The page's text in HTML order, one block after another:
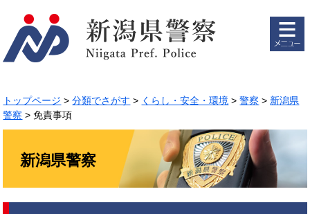
の
先
す。
ー
を
し
て
トップページ >分類でさがす > くらし・安全・環境 >警察 > 新潟県
警察 >免責事項
新潟県警察